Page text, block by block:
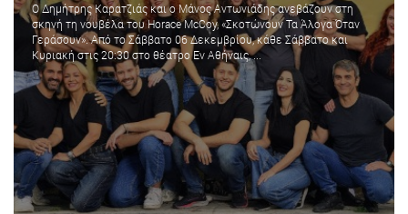
Ο Δημήτρης Καρατζιάς και ο Μάνος Αντωνιάδης ανεβάζουν στη
σκηνή τη νουβέλα του Horace McCoy, «Σκοτώνουν Τα Άλογα Όταν
Γεράσουν». Από το Σάββατο 06 Δεκεμβρίου, κάθε Σάββατο και
Κυριακή στις 20:30 στο θέατρο Εν Αθήναις, ...